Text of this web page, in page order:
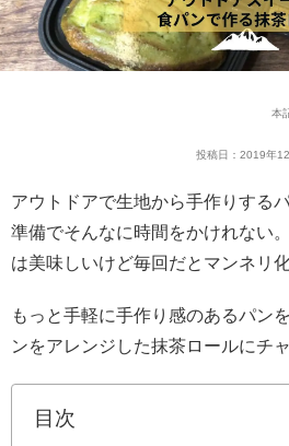
本
投稿日：2019年
アウトドアで生地から手作りする
準備でそんなに時間をかけれない
は美味しいけど毎回だとマンネリ化
もっと手軽に手作り感のあるパン
ンをアレンジした抹茶ロールにチ
目次